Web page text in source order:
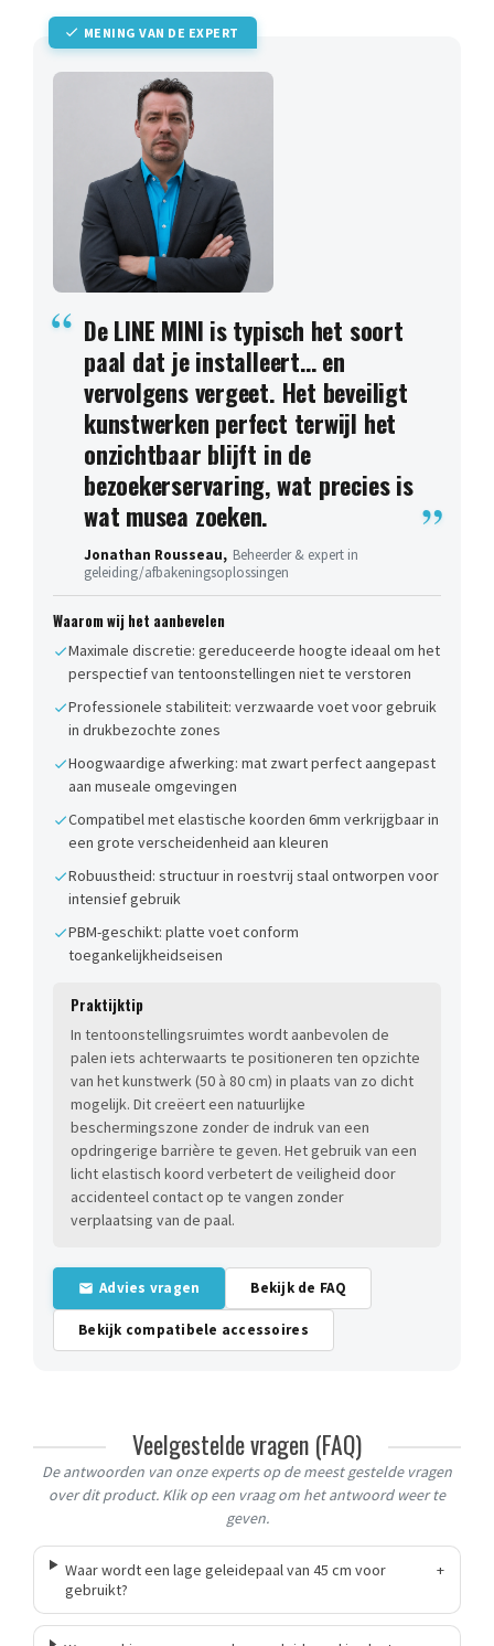
MENING VAN DE EXPERT
De LINE MINI is typisch het soort
paal dat je installeert… en
vervolgens vergeet. Het beveiligt
kunstwerken perfect terwijl het
onzichtbaar blijft in de
bezoekerservaring, wat precies is
wat musea zoeken.
Jonathan Rousseau, Beheerder & expert in
geleiding/afbakeningsoplossingen
Waarom wij het aanbevelen
Maximale discretie: gereduceerde hoogte ideaal om het
perspectief van tentoonstellingen niet te verstoren
Professionele stabiliteit: verzwaarde voet voor gebruik
in drukbezochte zones
Hoogwaardige afwerking: mat zwart perfect aangepast
aan museale omgevingen
Compatibel met elastische koorden 6mm verkrijgbaar in
een grote verscheidenheid aan kleuren
Robuustheid: structuur in roestvrij staal ontworpen voor
intensief gebruik
PBM-geschikt: platte voet conform
toegankelijkheidseisen
Praktijktip
In tentoonstellingsruimtes wordt aanbevolen de
palen iets achterwaarts te positioneren ten opzichte
van het kunstwerk (50 à 80 cm) in plaats van zo dicht
mogelijk. Dit creëert een natuurlijke
beschermingszone zonder de indruk van een
opdringerige barrière te geven. Het gebruik van een
licht elastisch koord verbetert de veiligheid door
accidenteel contact op te vangen zonder
verplaatsing van de paal.
Advies vragen Bekijk de FAQ
Bekijk compatibele accessoires
Veelgestelde vragen (FAQ)
De antwoorden van onze experts op de meest gestelde vragen
over dit product. Klik op een vraag om het antwoord weer te
geven.
Waar wordt een lage geleidepaal van 45 cm voor
gebruikt?
+